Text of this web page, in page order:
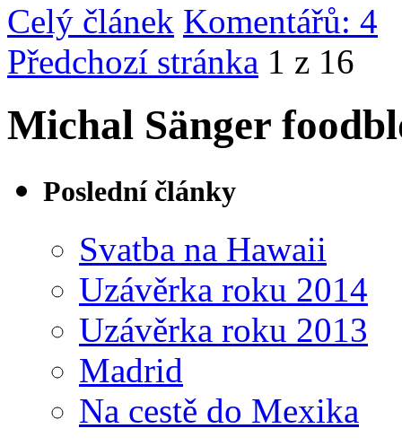
Celý článek Komentářů: 4
Předchozí stránka 1 z 16
Michal Sänger
Poslední články
Svatba na Hawaii
Uzávěrka roku 2014
Uzávěrka roku 2013
Madrid
Na cestě do Mexika